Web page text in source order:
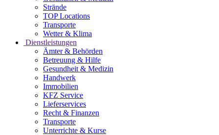
Strände
TOP Locations
Transporte
Wetter & Klima
Dienstleistungen
Ämter & Behörden
Betreuung & Hilfe
Gesundheit & Medizin
Handwerk
Immobilien
KFZ Service
Lieferservices
Recht & Finanzen
Transporte
Unterrichte & Kurse